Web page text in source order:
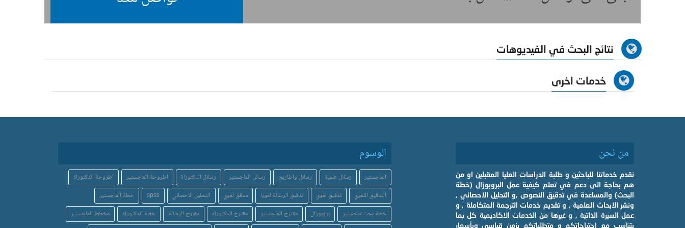
نتائج البحث في الفيديوهات
خدمات اخرى
من نحن
نقدم خدماتنا للباحثين و طلبة الدراسات العليا المقبلين او من
هم بحاجة الى دعم في تعلم كيفية عمل البروبوزال (خطة
البحث) والمساعدة في تدقيق النصوص ,و التحليل الاحصائي ,
ونشر الابحاث العلمية , و تقديم خدمات الترجمة المتكاملة , و
عمل السيرة الذاتية , و غيرها من الخدمات الاكاديمية كل بما
يتناسب مع احتياجاتكم و متطلباتكم بزمن قياسي وبأسعار
الوسوم
الماجستير رسائل علمية رسائل واطاريح رسائل الماجستير رسائل الدكتوراة اطروحة الماجستير
اطروحة الدكتوراة
التدقيق اللغوي
تدقيق لغوي تدقيق الرسالة لغويا مدقق لغوي التحليل الاحصائي spss
خطة الماجستير
خطة بحث ماجستير
بروبوزال مقترح الماجستير مقترح الدكتوراة مقترح الرسالة خطة الدكتوراة
مخطط الماجستير